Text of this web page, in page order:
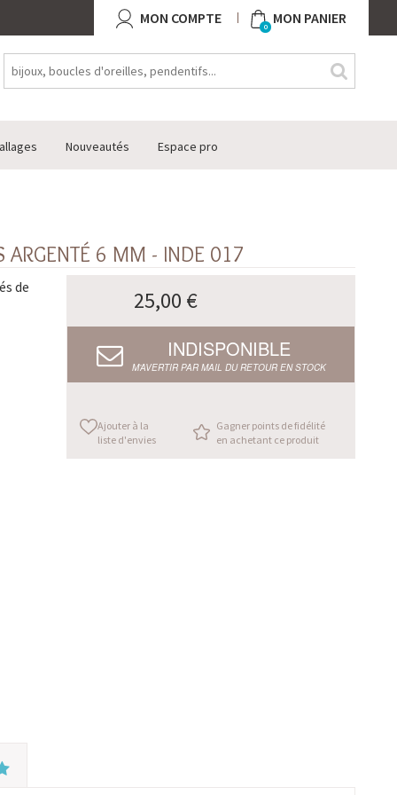
MON COMPTE 0 MON PANIER
Nouveautés Espace pro
ARGENTÉ 6 MM - INDE 017
de
25,00 €
INDISPONIBLE
M’AVERTIR PAR MAIL DU RETOUR EN STOCK
Ajouter à la
liste d'envies
Gagner points de fidélité
en achetant ce produit